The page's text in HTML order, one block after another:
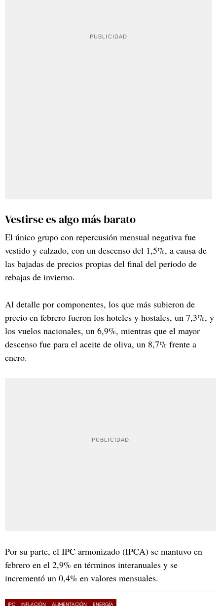
Vestirse es algo más barato
El único grupo con repercusión mensual negativa fue
vestido y calzado, con un descenso del 1,5%, a causa de
las bajadas de precios propias del final del periodo de
rebajas de invierno.
Al detalle por componentes, los que más subieron de
precio en febrero fueron los hoteles y hostales, un 7,3%, y
los vuelos nacionales, un 6,9%, mientras que el mayor
descenso fue para el aceite de oliva, un 8,7% frente a
enero.
Por su parte, el IPC armonizado (IPCA) se mantuvo en
febrero en el 2,9% en términos interanuales y se
incrementó un 0,4% en valores mensuales.
IPC INFLACIÓN ALIMENTACIÓN ENERGÍA